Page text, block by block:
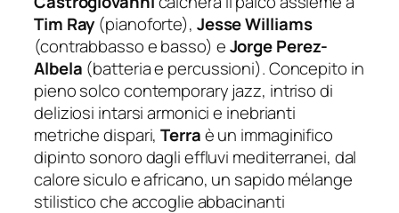
Tim Ray (pianoforte), Jesse Williams
(contrabbasso e basso) eJorge Perez-
Albela (batteria e percussioni). Concepito in
pieno solco contemporary jazz, intriso di
deliziosi intarsi armonici e inebrianti
metriche dispari,Terraè un immaginifico
dipinto sonoro dagli effluvi mediterranei, dal
calore siculo e africano, un sapidomélange
stilistico che accoglie abbacinanti